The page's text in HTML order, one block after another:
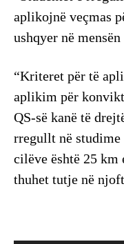
aplikojnë veçmas
ushqyer në
“Kriteret për të
aplikim për
QS-së kanë të
rregullt në
cilëve është 25 km
thuhet tutje në